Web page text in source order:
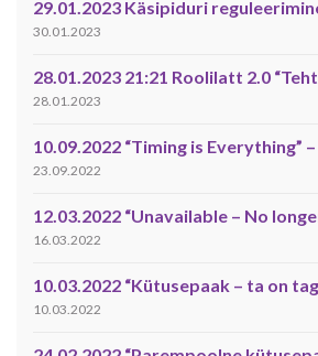
29.01.2023 Käsipiduri
30.01.2023
28.01.2023 21:21 Roolilatt 2.0
28.01.2023
10.09.2022 “Timing is Everything”
23.09.2022
12.03.2022 “Unavailable – No
16.03.2022
10.03.2022 “Kütusepaak – ta on
10.03.2022